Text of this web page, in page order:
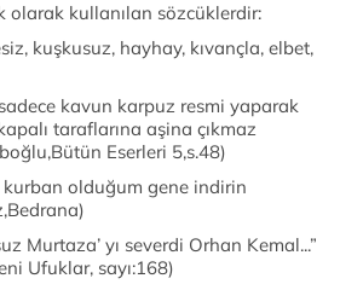
olarak kullanılan sözcüklerdir:
kuşkusuz, hayhay, kıvançla, elbet,
kavun karpuz resmi yaparak
taraflarına aşina çıkmaz
Eserleri 5,s.48)
kurban olduğum gene indirin
Murtaza’ yı severdi Orhan Kemal...”
Ufuklar, sayı:168)